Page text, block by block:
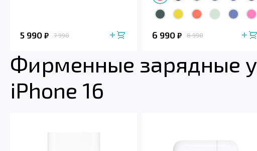
5 990 ₽ 7 990 6 990 ₽ 8 990
Фирменные зарядные
iPhone 16